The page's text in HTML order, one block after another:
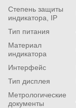
Степень защиты
индикатора, IP
Тип питания
Материал
индикатора
Интерфейс
Тип дисплея
Метрологические
документы